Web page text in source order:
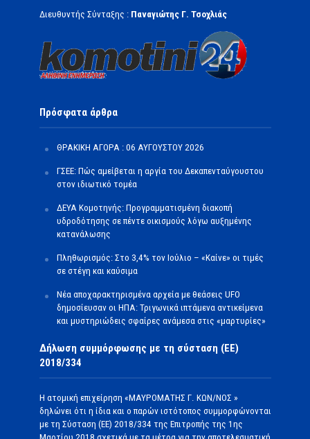
Διευθυντής Σύνταξης : Παναγιώτης Γ. Τσοχλιάς
Πρόσφατα άρθρα
ΘΡΑΚΙΚΗ ΑΓΟΡΑ : 06 ΑΥΓΟΥΣΤΟΥ 2026
ΓΣΕΕ: Πώς αμείβεται η αργία του Δεκαπενταύγουστου
στον ιδιωτικό τομέα
ΔΕΥΑ Κομοτηνής: Προγραμματισμένη διακοπή
υδροδότησης σε πέντε οικισμούς λόγω αυξημένης
κατανάλωσης
Πληθωρισμός: Στο 3,4% τον Ιούλιο – «Καίνε» οι τιμές
σε στέγη και καύσιμα
Νέα αποχαρακτηρισμένα αρχεία με θεάσεις UFO
δημοσίευσαν οι ΗΠΑ: Τριγωνικά ιπτάμενα αντικείμενα
και μυστηριώδεις σφαίρες ανάμεσα στις «μαρτυρίες»
Δήλωση συμμόρφωσης με τη σύσταση (ΕΕ)
2018/334
Η ατομική επιχείρηση «ΜΑΥΡΟΜΑΤΗΣ Γ. ΚΩΝ/ΝΟΣ »
δηλώνει ότι η ίδια και ο παρών ιστότοπος συμμορφώνονται
με τη Σύσταση (ΕΕ) 2018/334 της Επιτροπής της 1ης